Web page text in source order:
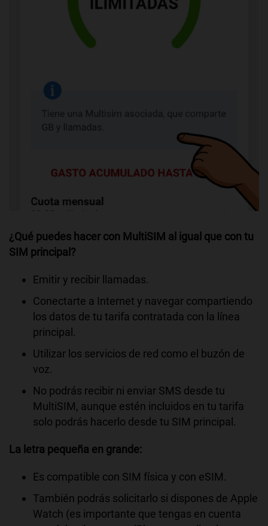
¿Qué puedes hacer con MultiSIM al igual que con tu
SIM principal?
Emitir y recibir llamadas.
Conectarte a Internet y navegar compartiendo
los datos de tu tarifa contratada con la línea
principal.
Utilizar los servicios de red como el buzón de
voz.
No podrás recibir ni enviar SMS desde tu
MultiSIM, aunque estén incluidos en tu tarifa
solo podrás hacerlo desde tu SIM principal.
La letra pequeña en grande:
Es compatible con SIM física y con eSIM.
También podrás solicitarlo si dispones de Apple
Watch (es importante que tengas en cuenta